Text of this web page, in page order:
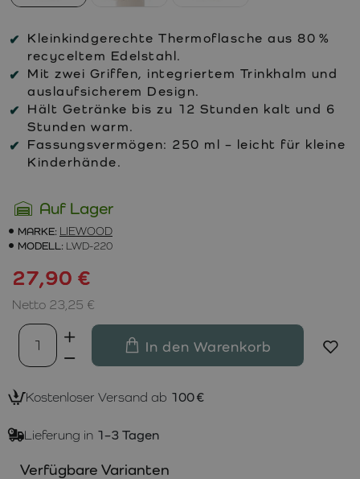
Kleinkindgerechte Thermoflasche aus 80 %
recyceltem Edelstahl.
Mit zwei Griffen, integriertem Trinkhalm und
auslaufsicherem Design.
Hält Getränke bis zu 12 Stunden kalt und 6
Stunden warm.
Fassungsvermögen: 250 ml – leicht für kleine
Kinderhände.
Auf Lager
MARKE: LIEWOOD
MODELL: LWD-220
27,90 €
Netto 23,25 €
In den Warenkorb
Kostenloser Versand ab 100 €
Lieferung in 1–3 Tagen
Verfügbare Varianten